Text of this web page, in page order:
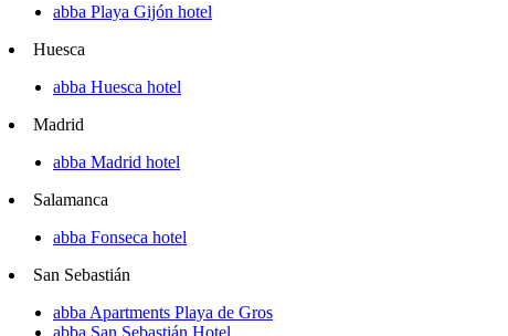
abba Playa Gijón hotel
Huesca
abba Huesca hotel
Madrid
abba Madrid hotel
Salamanca
abba Fonseca hotel
San Sebastián
abba Apartments Playa de Gros
abba San Sebastián Hotel